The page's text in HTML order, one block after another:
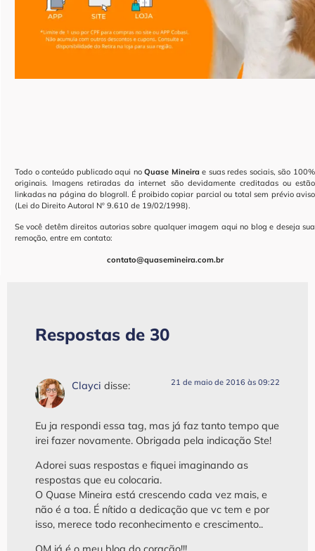
Todo o conteúdo publicado aqui noQuase Mineira e suas redes sociais, são 100%
originais. Imagens retiradas da internet são devidamente creditadas ou estão
linkadas na página do blogroll. É proibido copiar parcial ou total sem prévio aviso
(Lei do Direito Autoral Nº 9.610 de 19/02/1998).
Se você detêm direitos autorias sobre qualquer imagem aqui no blog e deseja sua
remoção, entre em contato:
contato@quasemineira.com.br
Respostas de 30
Clayci disse: 21 de maio de 2016 às 09:22
Eu ja respondi essa tag, mas já faz tanto tempo que
irei fazer novamente. Obrigada pela indicação Ste!
Adorei suas respostas e fiquei imaginando as
respostas que eu colocaria.
O Quase Mineira está crescendo cada vez mais, e
não é a toa. É nítido a dedicação que vc tem e por
isso, merece todo reconhecimento e crescimento..